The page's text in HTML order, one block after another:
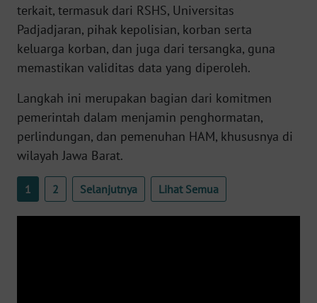
terkait, termasuk dari RSHS, Universitas
Padjadjaran, pihak kepolisian, korban serta
keluarga korban, dan juga dari tersangka, guna
memastikan validitas data yang diperoleh.
Langkah ini merupakan bagian dari komitmen
pemerintah dalam menjamin penghormatan,
perlindungan, dan pemenuhan HAM, khususnya di
wilayah Jawa Barat.
1 2 Selanjutnya Lihat Semua
WN
SERAMBI
JAMBI
WN
SULTRA
WN
NTB
WN